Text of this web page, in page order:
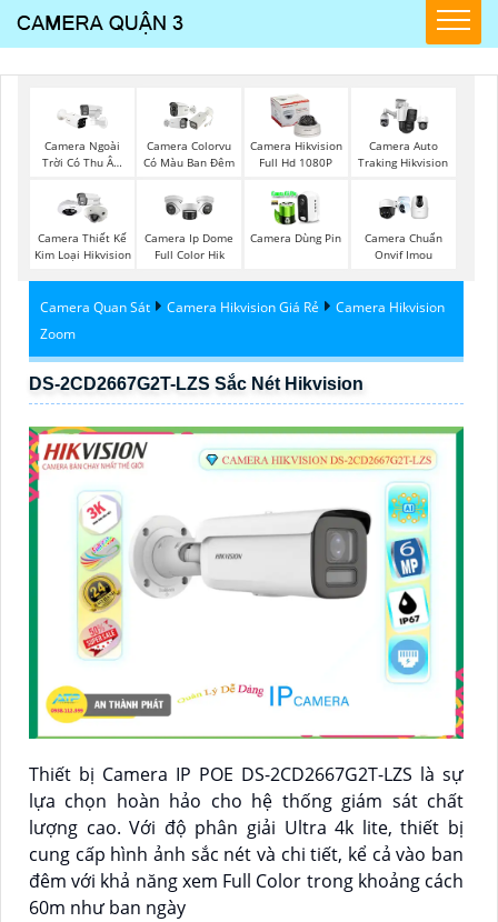
Camera Ngoài
Trời Có Thu Âm
Camera Colorvu
Có Màu Ban Đêm
Camera Hikvision
Full Hd 1080P
Camera Auto
Traking Hikvision
Camera Thiết Kế
Kim Loại Hikvision
Camera Ip Dome
Full Color Hik
Camera Dùng Pin
Camera Chuẩn
Onvif Imou
Camera Quan Sát Camera Hikvision Giá Rẻ
Camera Hikvision
Zoom
DS-2CD2667G2T-LZS Sắc Nét Hikvision
Thiết bị Camera IP POE DS-2CD2667G2T-LZS là sự
lựa chọn hoàn hảo cho hệ thống giám sát chất
lượng cao. Với độ phân giải Ultra 4k lite, thiết bị
cung cấp hình ảnh sắc nét và chi tiết, kể cả vào ban
đêm với khả năng xem Full Color trong khoảng cách
60m như ban ngày